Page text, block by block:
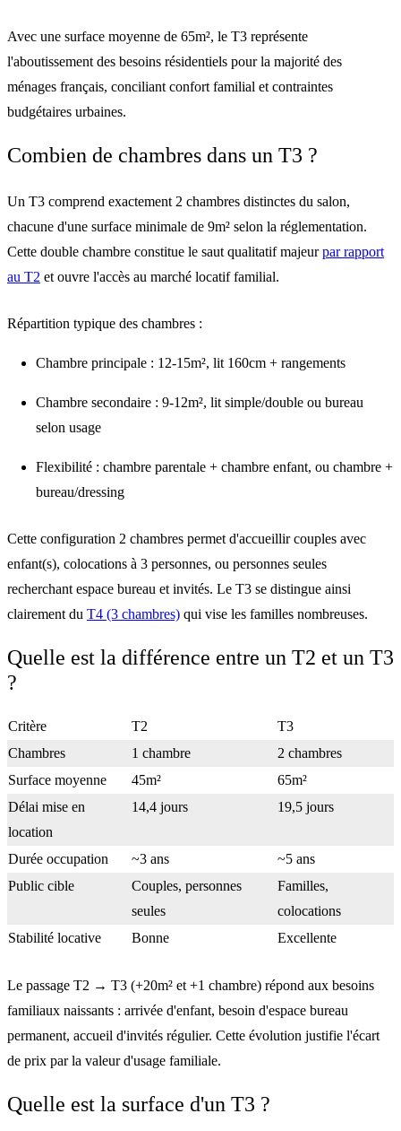
Avec une surface moyenne de 65m², le T3 représente
l'aboutissement des besoins résidentiels pour la majorité des
ménages français, conciliant confort familial et contraintes
budgétaires urbaines.
Combien de chambres dans un T3 ?
Un T3 comprend exactement 2 chambres distinctes du salon,
chacune d'une surface minimale de 9m² selon la réglementation.
Cette double chambre constitue le saut qualitatif majeurpar rapport
au T2 et ouvre l'accès au marché locatif familial.
Répartition typique des chambres :
Chambre principale : 12-15m², lit 160cm + rangements
Chambre secondaire : 9-12m², lit simple/double ou bureau
selon usage
Flexibilité : chambre parentale + chambre enfant, ou chambre +
bureau/dressing
Cette configuration 2 chambres permet d'accueillir couples avec
enfant(s), colocations à 3 personnes, ou personnes seules
recherchant espace bureau et invités. Le T3 se distingue ainsi
clairement du T4 (3 chambres) qui vise les familles nombreuses.
Quelle est la différence entre un T2 et un T3
?
Critère T2
T3
Chambres
1 chambre
2 chambres
Surface moyenne
45m²
65m²
Délai mise en
location
14,4 jours 19,5 jours
Durée occupation ~3 ans
~5 ans
Public cible
Couples, personnes
seules
Familles,
colocations
Stabilité locative
Bonne Excellente
Le passage T2 → T3 (+20m² et +1 chambre) répond aux besoins
familiaux naissants : arrivée d'enfant, besoin d'espace bureau
permanent, accueil d'invités régulier. Cette évolution justifie l'écart
de prix par la valeur d'usage familiale.
Quelle est la surface d'un T3 ?